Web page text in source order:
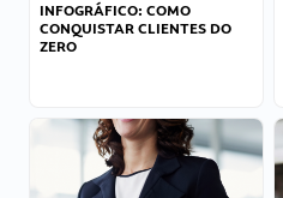
INFOGRÁFICO: COMO
CONQUISTAR CLIENTES DO
ZERO